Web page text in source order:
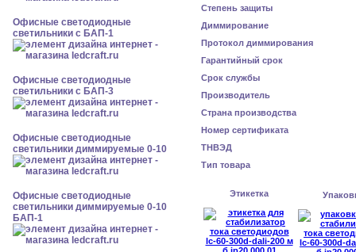
Офисные светодиодные
светильники с БАП-1
Офисные светодиодные
светильники с БАП-3
Офисные светодиодные
светильники диммируемые 0-10
Офисные светодиодные
светильники диммируемые 0-10
БАП-1
Степень защиты
Диммирование
Протокол диммирования
Гарантийный срок
Срок службы
Производитель
Страна производства
Номер сертификата
ТНВЭД
Тип товара
Этикетка